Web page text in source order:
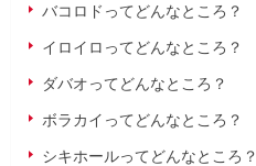
バコロドってどんなところ？
イロイロってどんなところ？
ダバオってどんなところ？
ボラカイってどんなところ？
シキホールってどんなところ？